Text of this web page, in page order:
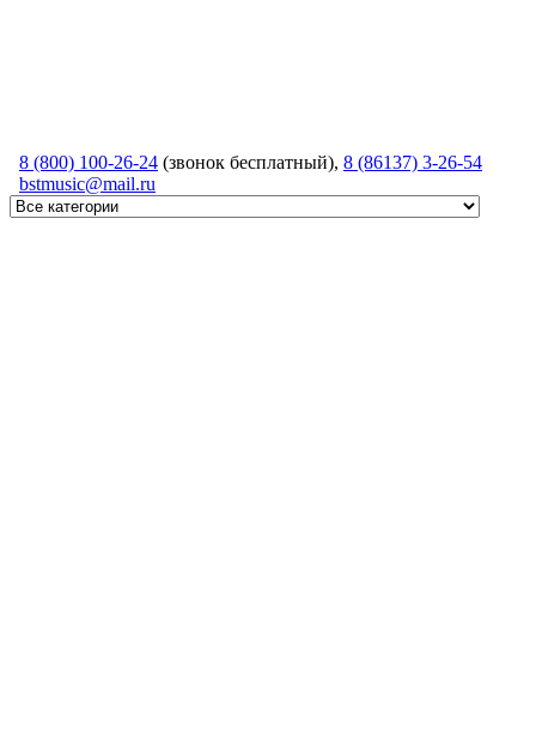
8 (800) 100-26-24 (звонок бесплатный), 8 (86137) 3-26-54
bstmusic@mail.ru